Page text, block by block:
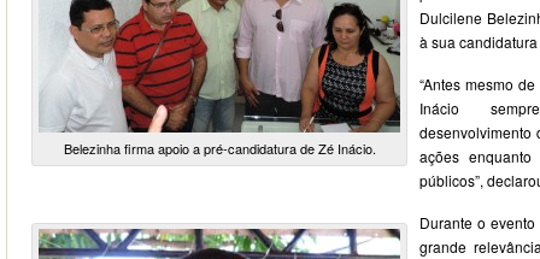
Belezinha firma apoio a pré-candidatura de Zé Inácio.
Dulcilene
à sua
“Antes mesmo
Inácio
desenvolvimento
ações
públicos”,
Durante o
grande